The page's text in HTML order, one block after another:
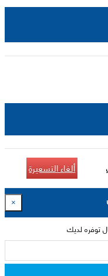
ألغاء التسعيرة
×
توفره لديك